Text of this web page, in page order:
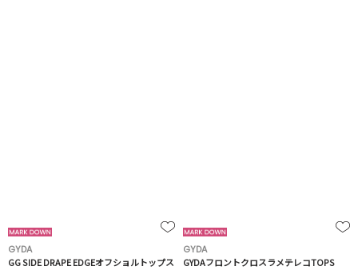
GYDA
GG SIDE DRAPE EDGEオフショルトップス
GYDA
GYDAフロントクロスラメテレコTOPS